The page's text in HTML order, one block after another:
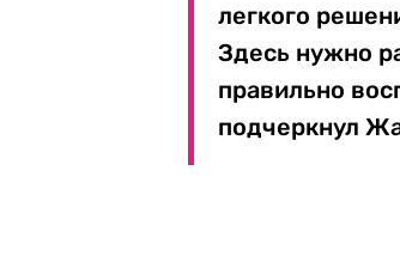
легкого
Здесь нужно
правильно
подчеркнул